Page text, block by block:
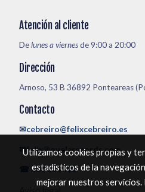
Atención al cliente
Delunes a viernesde 9:00 a 20:00
Dirección
Arnoso, 53 B 36892 Ponteareas
Contacto
✉cebreiro@felixcebreiro.es
✉felix@quelarecords.com
☎ 609 609 922
Utilizamos cookies propias y
estadísticos de la
mejorar nuestros